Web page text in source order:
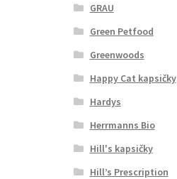
GRAU
Green Petfood
Greenwoods
Happy Cat kapsičky
Hardys
Herrmanns Bio
Hill's kapsičky
Hill’s Prescription